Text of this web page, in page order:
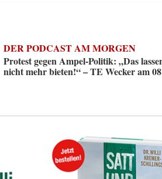
DER PODCAST AM MORGEN
Protest gegen Ampel-Politik: „Das
nicht mehr bieten!“ – TE Wecker am